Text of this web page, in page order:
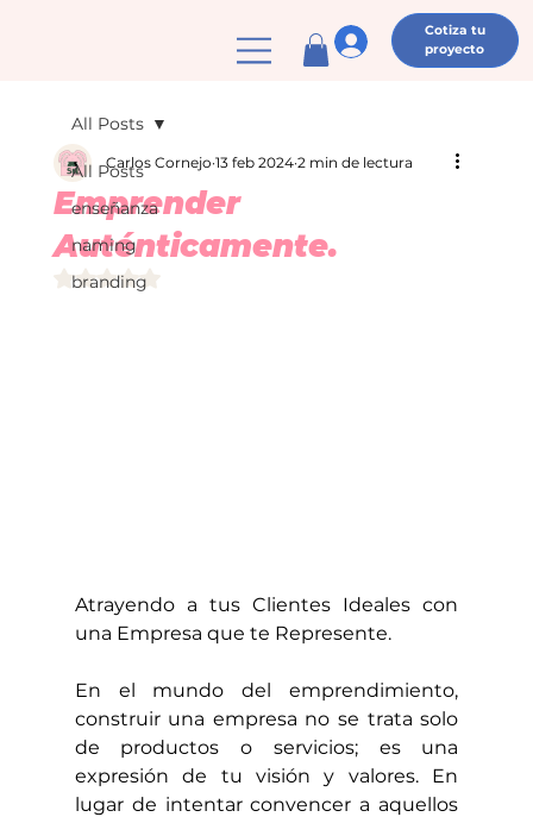
Cotiza tu
proyecto
All Posts
enseñanza
naming
branding
All Posts
Emprender
Auténticamente.
Carlos Cornejo 13 feb 2024 2 min de lectura
Obtuvo NaN de 5 estrellas.
Atrayendo a tus Clientes Ideales con
una Empresa que te Represente.
En el mundo del emprendimiento,
construir una empresa no se trata solo
de productos o servicios; es una
expresión de tu visión y valores. En
lugar de intentar convencer a aquellos